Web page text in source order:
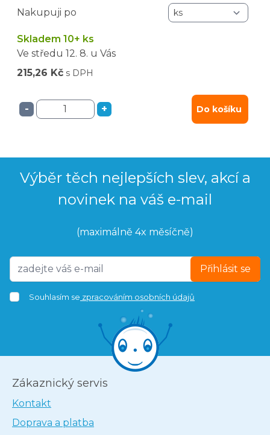
Nakupuji po
Skladem 10+ ks
Ve středu 12. 8. u Vás
215,26 Kč s DPH
- + Do košíku
Výběr těch nejlepších slev, akcí a
novinek na váš e-mail
(maximálně 4x měsíčně)
Přihlásit se
Souhlasím se zpracováním osobních údajů
Zákaznický servis
Kontakt
Doprava a platba